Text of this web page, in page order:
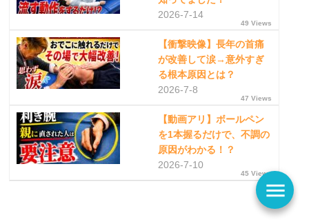
2026-7-14
49 Views
【衝撃映像】長年の首痛
が改善して涙→意外すぎ
る根本原因とは？
2026-7-8
47 Views
【動画アリ】ボールペン
を1本握るだけで、不調の
原因がわかる！？
2026-7-10
45 Views
menu